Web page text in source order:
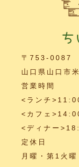
ち
〒753-0087
山口県山口市
営業時間
<ランチ
<カフェ
<ディナー
定休日
月曜・第1火曜